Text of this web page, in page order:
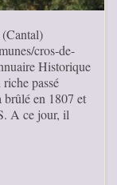
cros-de-
Historique
passé
brûlé en 1807 et
A ce jour, il